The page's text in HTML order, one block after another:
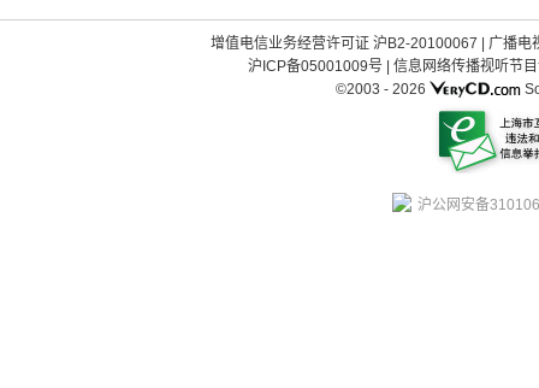
增值电信业务经营许可证 沪B2-20100067 | 广播电
沪ICP备05001009号| 信息网络传播视听节
©2003 - 2026
沪公网安备